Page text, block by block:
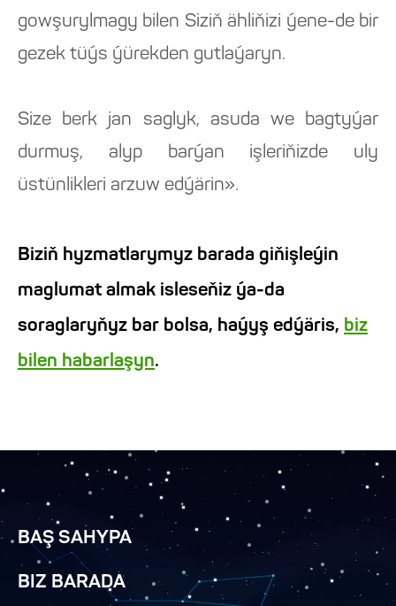
gowşurylmagy bilen Siziň ähliňizi ýene-de bir
gezek tüýs ýürekden gutlaýaryn.
Size berk jan saglyk, asuda we bagtyýar
durmuş, alyp barýan işleriňizde uly
üstünlikleri arzuw edýärin».
Biziň hyzmatlarymyz barada giňişleýin
maglumat almak isleseňiz ýa-da
soraglaryňyz bar bolsa, haýyş edýäris, biz
bilen habarlaşyn.
BAŞ SAHYPA
BIZ BARADA